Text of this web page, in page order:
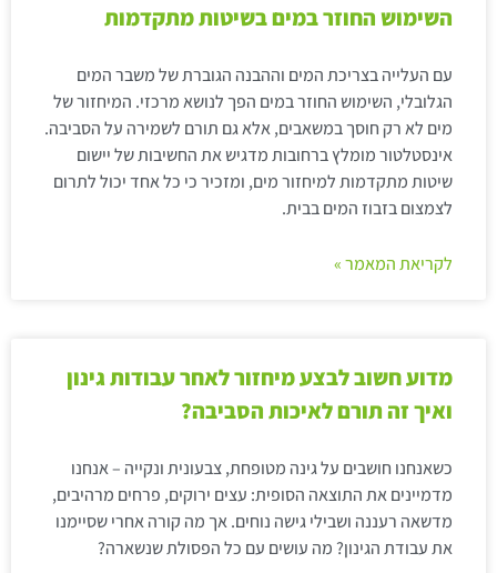
השימוש החוזר במים בשיטות מתקדמות
עם העלייה בצריכת המים וההבנה הגוברת של משבר המים
הגלובלי, השימוש החוזר במים הפך לנושא מרכזי. המיחזור של
מים לא רק חוסך במשאבים, אלא גם תורם לשמירה על הסביבה.
אינסטלטור מומלץ ברחובות מדגיש את החשיבות של יישום
שיטות מתקדמות למיחזור מים, ומזכיר כי כל אחד יכול לתרום
לצמצום בזבוז המים בבית.
לקריאת המאמר »
מדוע חשוב לבצע מיחזור לאחר עבודות גינון
ואיך זה תורם לאיכות הסביבה?
כשאנחנו חושבים על גינה מטופחת, צבעונית ונקייה – אנחנו
מדמיינים את התוצאה הסופית: עצים ירוקים, פרחים מרהיבים,
מדשאה רעננה ושבילי גישה נוחים. אך מה קורה אחרי שסיימנו
את עבודת הגינון? מה עושים עם כל הפסולת שנשארה?